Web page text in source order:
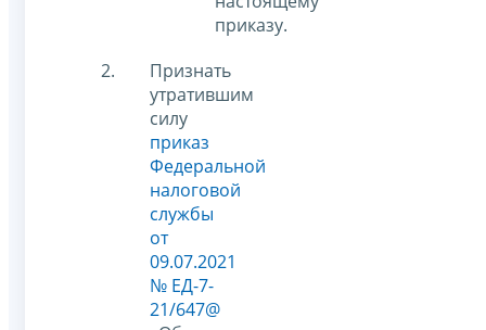
приказу.
Признать
утратившим
силу
приказ
Федеральной
налоговой
службы
от
09.07.2021
№ ЕД-7-
21/647@